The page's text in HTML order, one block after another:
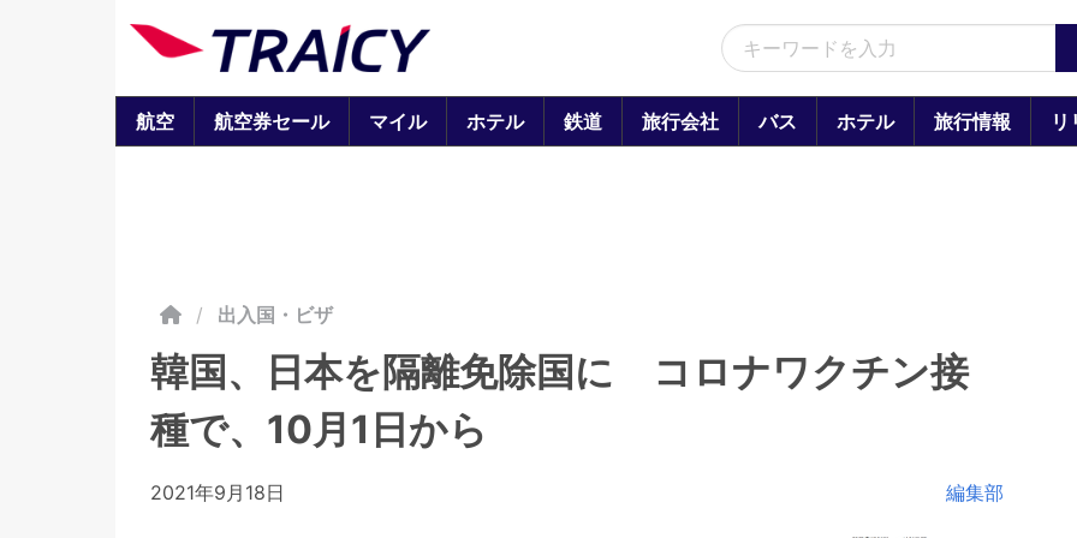
航空 航空券セール マイル ホテル 鉄道 旅行会社 バス ホテル 旅行情報 リ
/ 出入国・ビザ
韓国、日本を隔離免除国に コロナワクチン接
種で、10月1日から
2021年9月18日 編集部